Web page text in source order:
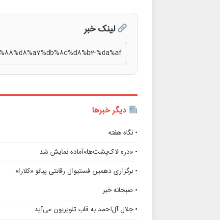
لینک خبر
دیگر خبرها
• نگاه هفته
• «دره لاک‌پشت‌ها»آماده نمایش شد
• برگزاری دهمین فستیوال رقابتی پیانو «کلارا»
• صبحانه خبر
• جلال آل‌احمد به قاب تلویزیون می‌آید